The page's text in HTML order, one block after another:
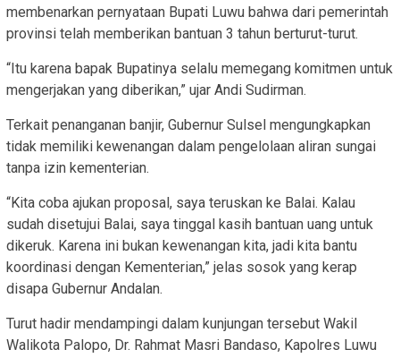
membenarkan pernyataan Bupati Luwu bahwa dari pemerintah
provinsi telah memberikan bantuan 3 tahun berturut-turut.
“Itu karena bapak Bupatinya selalu memegang komitmen untuk
mengerjakan yang diberikan,” ujar Andi Sudirman.
Terkait penanganan banjir, Gubernur Sulsel mengungkapkan
tidak memiliki kewenangan dalam pengelolaan aliran sungai
tanpa izin kementerian.
“Kita coba ajukan proposal, saya teruskan ke Balai. Kalau
sudah disetujui Balai, saya tinggal kasih bantuan uang untuk
dikeruk. Karena ini bukan kewenangan kita, jadi kita bantu
koordinasi dengan Kementerian,” jelas sosok yang kerap
disapa Gubernur Andalan.
Turut hadir mendampingi dalam kunjungan tersebut Wakil
Walikota Palopo, Dr. Rahmat Masri Bandaso, Kapolres Luwu